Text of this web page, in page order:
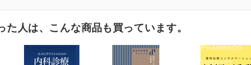
た人は、こんな商品も買っています。